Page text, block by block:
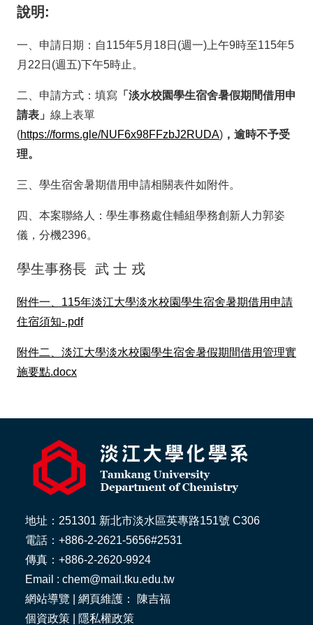
說明:
一、申請日期：自115年5月18日(週一)上午9時至115年5
月22日(週五)下午5時止。
二、申請方式：填寫 「淡水校園學生宿舍暑假期間借用申
請表」 線上表單
(https://forms.gle/NUF6x98FFzbJ2RUDA) ，逾時不予受
理。
三、學生宿舍暑期借用申請相關表件如附件。
四、本案聯絡人：學生事務處住輔組學務創新人力郭姿
儀，分機2396。
學生事務長 武 士 戎
附件一、115年淡江大學淡水校園學生宿舍暑期借用申請
住宿須知-.pdf
附件二、淡江大學淡水校園學生宿舍暑假期間借用管理實
施要點.docx
地址：251301 新北市淡水區英專路151號 C306
電話：+886-2-2621-5656#2531
傳真：+886-2-2620-9924
Email : chem@mail.tku.edu.tw
網站導覽 | 網頁維護： 陳吉福
個資政策
隱私權政策